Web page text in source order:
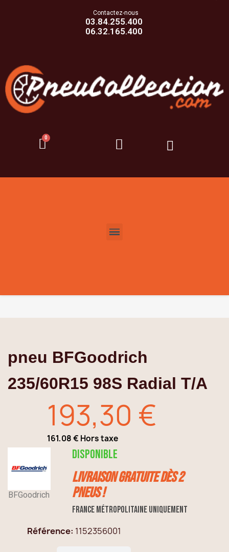
Contactez-nous
03.84.255.400
06.32.165.400
pneu BFGoodrich
235/60R15 98S Radial T/A
193,30 €
161,08 € Hors taxe
BFGoodrich
Disponible
Livraison GRATUITE dès 2
pneus !
France métropolitaine uniquement
Référence 1152356001